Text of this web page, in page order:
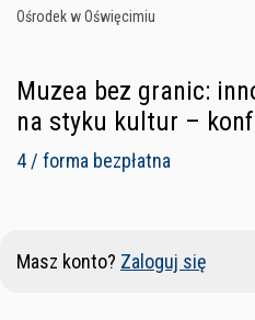
Ośrodek w Oświęcimiu
Muzea bez granic:
na styku kultur –
4 / forma bezpłatna
Masz konto? Zaloguj się